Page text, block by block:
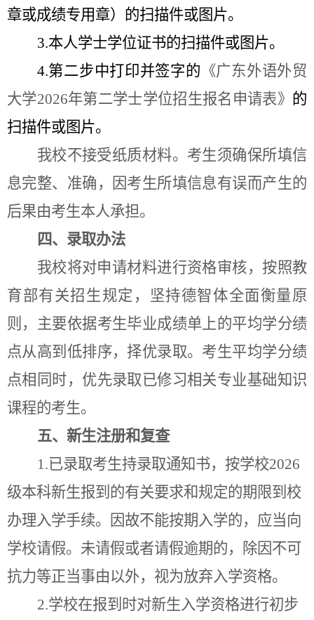
章或成绩专用章）的扫描件或图片。
3.本人学士学位证书的扫描件或图片。
4.第二步中打印并签字的 《广东外语外贸
大学2026年第二学士学位招生报名申请表》 的
扫描件或图片。
我校不接受纸质材料。考生须确保所填信
息完整、准确，因考生所填信息有误而产生的
后果由考生本人承担。
四、录取办法
我校将对申请材料进行资格审核，按照教
育部有关招生规定，坚持德智体全面衡量原
则，主要依据考生毕业成绩单上的平均学分绩
点从高到低排序，择优录取。考生平均学分绩
点相同时，优先录取已修习相关专业基础知识
课程的考生。
五、新生注册和复查
1.已录取考生持录取通知书，按学校2026
级本科新生报到的有关要求和规定的期限到校
办理入学手续。因故不能按期入学的，应当向
学校请假。未请假或者请假逾期的，除因不可
抗力等正当事由以外，视为放弃入学资格。
2.学校在报到时对新生入学资格进行初步